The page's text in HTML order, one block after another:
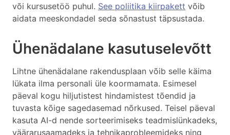
või kursusetöö puhul. See poliitika kiirpakett võib
aidata meeskondadel seda sõnastust täpsustada.
Ühenädalane kasutuselevõtt
Lihtne ühenädalane rakendusplaan võib selle käima
lükata ilma personali üle koormamata. Esimesel
päeval kogu hiljutistest hindamistest tõendid ja
tuvasta kõige sagedasemad nõrkused. Teisel päeval
kasuta AI-d nende sorteerimiseks teadmislünkadeks,
väärarusaamadeks ja tehnikaprobleemideks ning